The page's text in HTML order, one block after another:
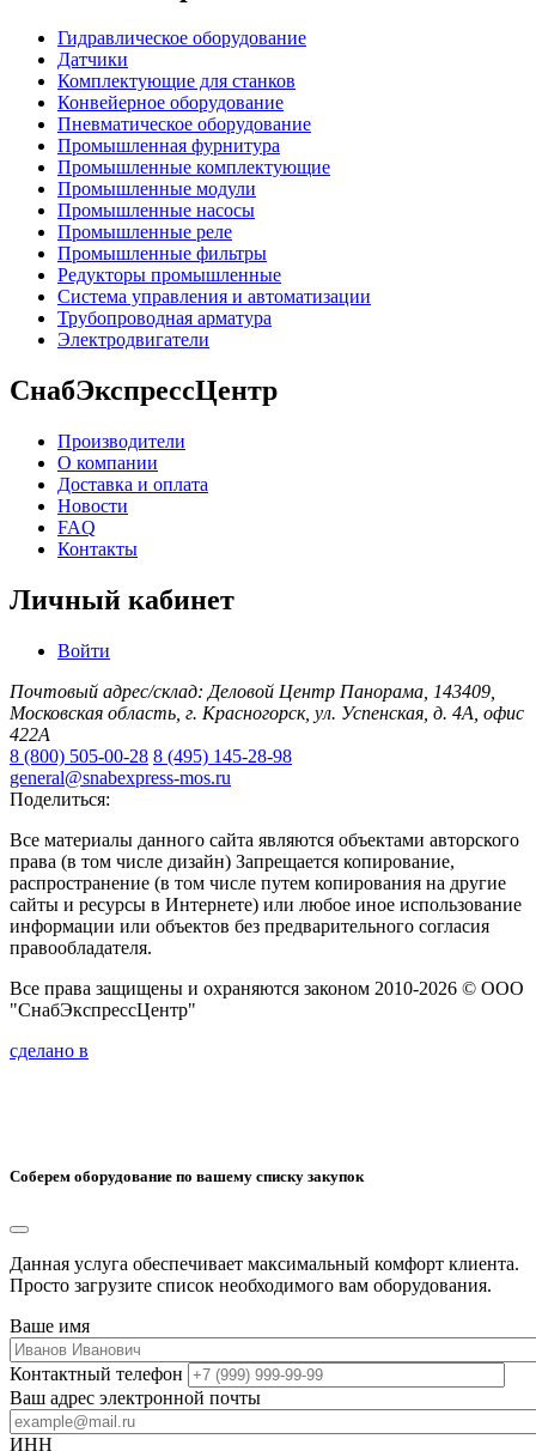
Гидравлическое оборудование
Датчики
Комплектующие для станков
Конвейерное оборудование
Пневматическое оборудование
Промышленная фурнитура
Промышленные комплектующие
Промышленные модули
Промышленные насосы
Промышленные реле
Промышленные фильтры
Редукторы промышленные
Система управления и автоматизации
Трубопроводная арматура
Электродвигатели
СнабЭкспрессЦентр
Производители
О компании
Доставка и оплата
Новости
FAQ
Контакты
Личный кабинет
Войти
Почтовый адрес/склад: Деловой Центр Панорама, 143409,
Московская область, г. Красногорск, ул. Успенская, д. 4А, офис
422А
8 (800) 505-00-28 8 (495) 145-28-98
general@snabexpress-mos.ru
Поделиться:
Все материалы данного сайта являются объектами авторского
права (в том числе дизайн) Запрещается копирование,
распространение (в том числе путем копирования на другие
сайты и ресурсы в Интернете) или любое иное использование
информации или объектов без предварительного согласия
правообладателя.
Все права защищены и охраняются законом 2010-2026 © ООО
"СнабЭкспрессЦентр"
сделано в
Соберем оборудование по вашему списку закупок
Данная услуга обеспечивает максимальный комфорт клиента.
Просто загрузите список необходимого вам оборудования.
Ваше имя
Контактный телефон
Ваш адрес электронной почты
ИНН